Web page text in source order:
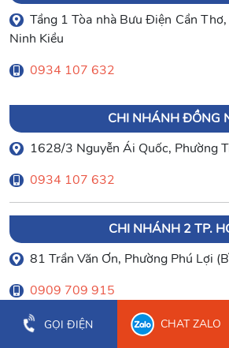
Tầng 1 Tòa nhà Bưu Điện Cần
Ninh Kiều
0934 107 632
CHI NHÁNH ĐỒNG
1628/3 Nguyễn Ái Quốc, Phường
0934 107 632
CHI NHÁNH 2 TP.
81 Trần Văn Ơn, Phường Phú Lợi
0909 709 915
© 2007 Công ty Kế Toán Anpha giữ
GỌI ĐIỆN CHAT ZALO